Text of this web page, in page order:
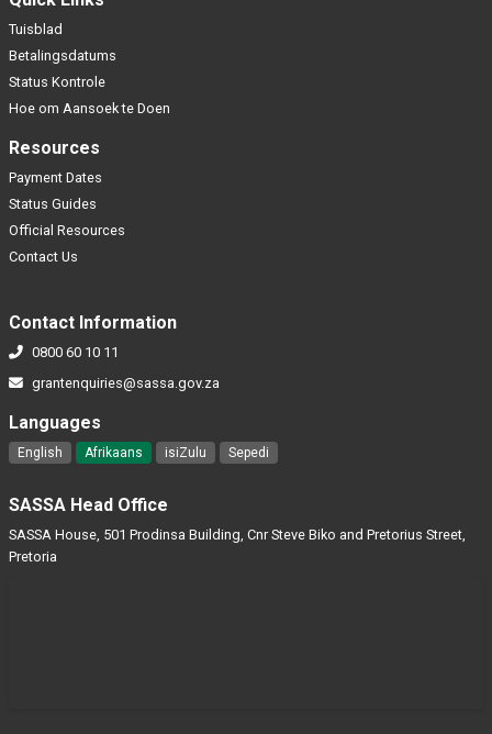
Tuisblad
Betalingsdatums
Status Kontrole
Hoe om Aansoek te Doen
Resources
Payment Dates
Status Guides
Official Resources
Contact Us
Contact Information
0800 60 10 11
grantenquiries@sassa.gov.za
Languages
English Afrikaans isiZulu Sepedi
SASSA Head Office
SASSA House, 501 Prodinsa Building, Cnr Steve Biko and Pretorius Street,
Pretoria